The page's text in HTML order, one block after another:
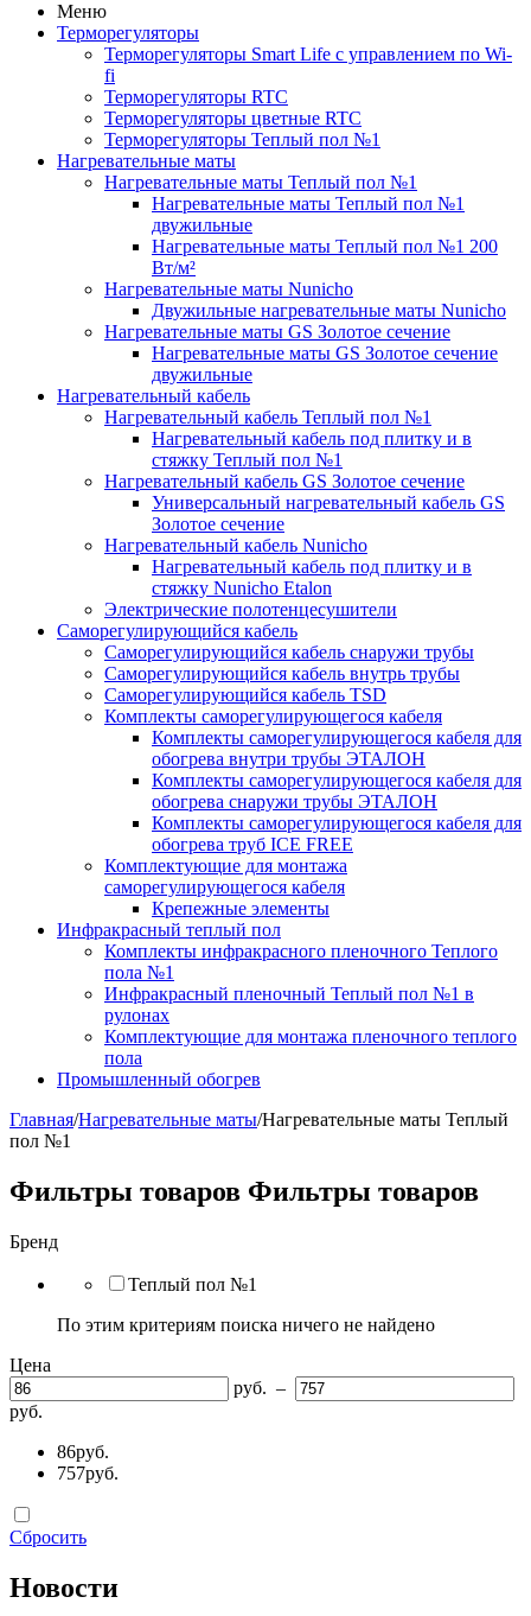
Меню
Терморегуляторы
Терморегуляторы Smart Life с управлением по Wi-
fi
Терморегуляторы RTC
Терморегуляторы цветные RTC
Терморегуляторы Теплый пол №1
Нагревательные маты
Нагревательные маты Теплый пол №1
Нагревательные маты Теплый пол №1
двужильные
Нагревательные маты Теплый пол №1 200
Вт/м²
Нагревательные маты Nunicho
Двужильные нагревательные маты Nunicho
Нагревательные маты GS Золотое сечение
Нагревательные маты GS Золотое сечение
двужильные
Нагревательный кабель
Нагревательный кабель Теплый пол №1
Нагревательный кабель под плитку и в
стяжку Теплый пол №1
Нагревательный кабель GS Золотое сечение
Универсальный нагревательный кабель GS
Золотое сечение
Нагревательный кабель Nunicho
Нагревательный кабель под плитку и в
стяжку Nunicho Etalon
Электрические полотенцесушители
Cаморегулирующийся кабель
Саморегулирующийся кабель снаружи трубы
Саморегулирующийся кабель внутрь трубы
Cаморегулирующийся кабель TSD
Комплекты саморегулирующегося кабеля
Комплекты саморегулирующегося кабеля для
обогрева внутри трубы ЭТАЛОН
Комплекты саморегулирующегося кабеля для
обогрева снаружи трубы ЭТАЛОН
Комплекты саморегулирующегося кабеля для
обогрева труб ICE FREE
Комплектующие для монтажа
саморегулирующегося кабеля
Крепежные элементы
Инфракрасный теплый пол
Комплекты инфракрасного пленочного Теплого
пола №1
Инфракрасный пленочный Теплый пол №1 в
рулонах
Комплектующие для монтажа пленочного теплого
пола
Промышленный обогрев
Главная/Нагревательные маты/Нагревательные маты Теплый
пол №1
Фильтры товаров Фильтры товаров
Бренд
Теплый пол №1
По этим критериям поиска ничего не найдено
Цена
руб. –
руб.
86руб.
757руб.
Сбросить
Новости